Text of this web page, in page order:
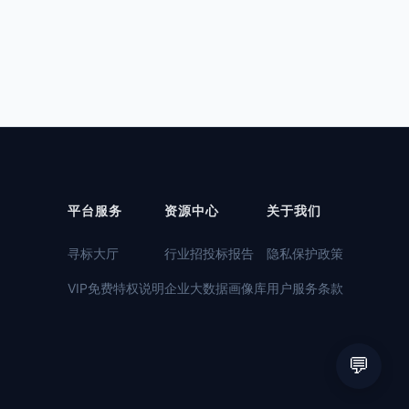
平台服务
寻标大厅
VIP免费特权说明
资源中心
行业招投标报告
企业大数据画像库
关于我们
隐私保护政策
用户服务条款
💬